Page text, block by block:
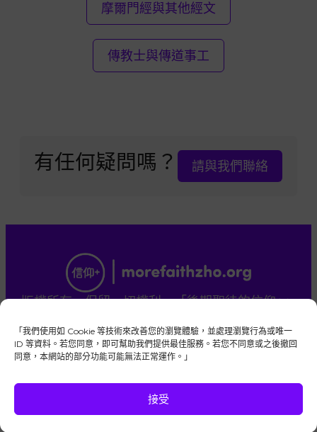
「我們使用如 Cookie 等技術來改善您的瀏覽體驗，並處理瀏覽行為或唯一
ID 等資料。若您同意，即可幫助我們提供最佳服務。若您不同意或之後撤回
同意，本網站的部分功能可能無法正常運作。」
接受
摩爾門經與其他經文
傳教士與傳道事工
有任何疑問嗎？ 請與我們聯絡
版權所有，保留一切權利。「後期聖徒的信仰+」
獨立全球性平台。
本網站並非耶穌基督後期聖徒教會官方網站。